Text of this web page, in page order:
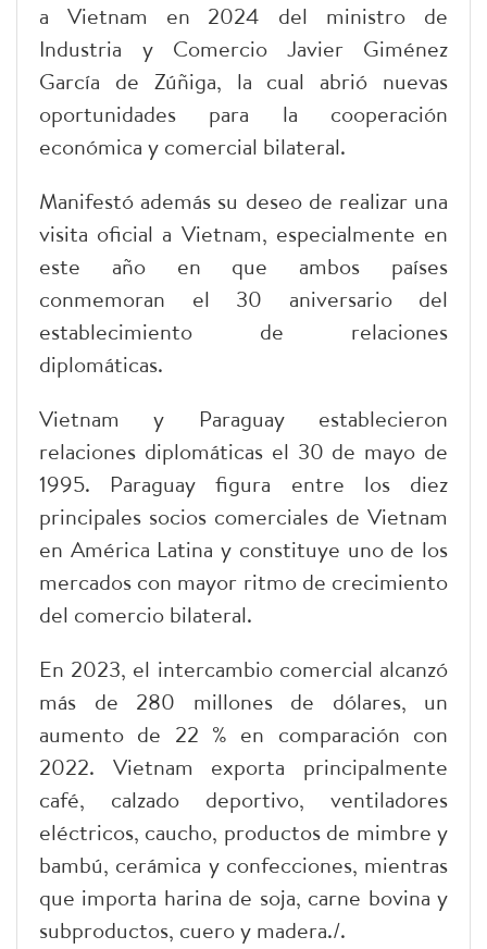
a Vietnam en 2024 del ministro de
Industria y Comercio Javier Giménez
García de Zúñiga, la cual abrió nuevas
oportunidades para la cooperación
económica y comercial bilateral.
Manifestó además su deseo de realizar una
visita oficial a Vietnam, especialmente en
este año en que ambos países
conmemoran el 30 aniversario del
establecimiento de relaciones
diplomáticas.
Vietnam y Paraguay establecieron
relaciones diplomáticas el 30 de mayo de
1995. Paraguay figura entre los diez
principales socios comerciales de Vietnam
en América Latina y constituye uno de los
mercados con mayor ritmo de crecimiento
del comercio bilateral.
En 2023, el intercambio comercial alcanzó
más de 280 millones de dólares, un
aumento de 22 % en comparación con
2022. Vietnam exporta principalmente
café, calzado deportivo, ventiladores
eléctricos, caucho, productos de mimbre y
bambú, cerámica y confecciones, mientras
que importa harina de soja, carne bovina y
subproductos, cuero y madera./.